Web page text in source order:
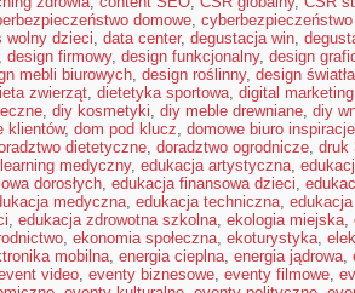
domowe,
wolny dzieci, data center, degustacja win,
, design firmowy, design funkcjonalny, design
mebli biurowych, design roślinny, design światła
zwierząt, dietetyka sportowa, digital marketing
, diy kosmetyki, diy meble drewniane, diy
klientów, dom pod klucz, domowe biuro inspiracje
dietetyczne, doradztwo ogrodnicze, druk
medyczny, edukacja artystyczna,
dorosłych, edukacja finansowa dzieci,
medyczna, edukacja techniczna,
, edukacja zdrowotna szkolna, ekologia miejska,
, ekonomia społeczna, ekoturystyka,
mobilna, energia cieplna, energia jądrowa,
video, eventy biznesowe, eventy filmowe,